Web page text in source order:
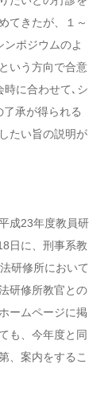
てきたが、１～
ポジウムのよ
いう方向で合意
時に合わせて､シ
承が得られる
たい旨の説明が
成23年度教員研
日に、刑事系教
研修所において
研修所教官との
ームページに掲
も、今年度と同
、案内をするこ